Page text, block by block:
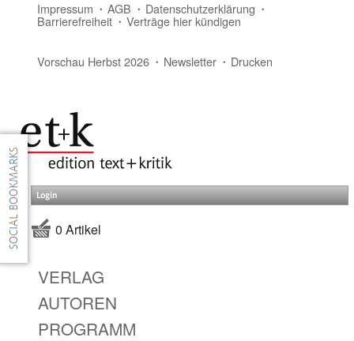
Impressum AGB Datenschutzerklärung
Barrierefreiheit Verträge hier kündigen
Vorschau Herbst 2026 Newsletter Drucken
Login
0 Artikel
VERLAG
AUTOREN
PROGRAMM